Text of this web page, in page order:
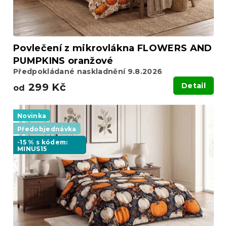
Povlečení z mikrovlákna FLOWERS AND
PUMPKINS oranžové
Předpokládané naskladnění 9.8.2026
od 299 Kč Detail
Novinka
Předobjednávka
-15 % s kódem:
MINUS15